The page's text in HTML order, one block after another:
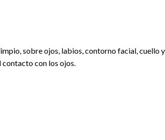
sobre ojos, labios, contorno facial, cuello
contacto con los ojos.